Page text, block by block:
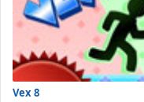
Vex 8